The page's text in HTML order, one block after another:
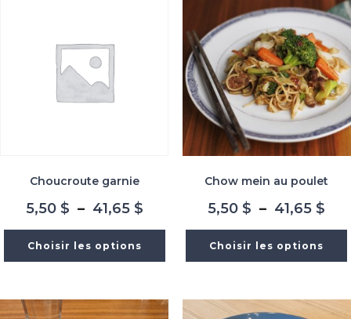
Choucroute garnie
5,50 $ – 41,65 $Plage
5,50 $
Choisir les options
Chow mein au poulet
5,50 $ – 41,65 $
Choisir les options